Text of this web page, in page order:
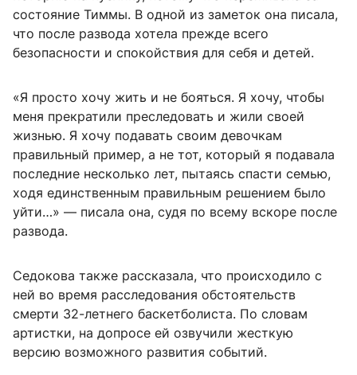
состояние Тиммы. В одной из заметок она писала,
что после развода хотела прежде всего
безопасности и спокойствия для себя и детей.
«Я просто хочу жить и не бояться. Я хочу, чтобы
меня прекратили преследовать и жили своей
жизнью. Я хочу подавать своим девочкам
правильный пример, а не тот, который я подавала
последние несколько лет, пытаясь спасти семью,
ходя единственным правильным решением было
уйти…» — писала она, судя по всему вскоре после
развода.
Седокова также рассказала, что происходило с
ней во время расследования обстоятельств
смерти 32-летнего баскетболиста. По словам
артистки, на допросе ей озвучили жесткую
версию возможного развития событий.